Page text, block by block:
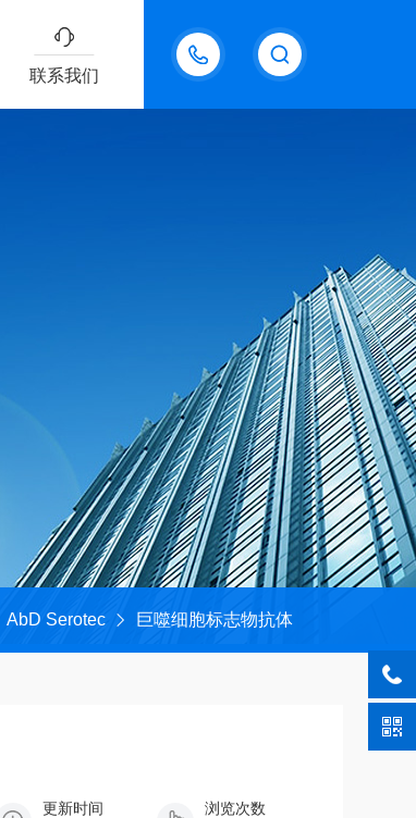
18611095289
联系我们
AbD Serotec 巨噬细胞标志物抗体
更新时间
浏览次数